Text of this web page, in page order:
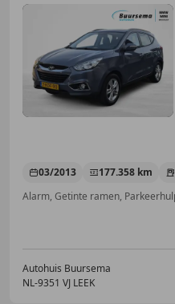
03/2013 177.358 km
Autohuis Buursema
NL-9351 VJ LEEK